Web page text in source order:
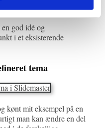
god idé og
i et eksisterende
tema
kønt mit eksempel på en
man kan ændre en del